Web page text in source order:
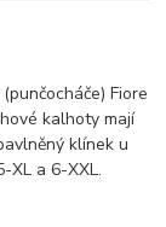
Fiore
kalhoty mají
klínek u
XL a 6-XXL.